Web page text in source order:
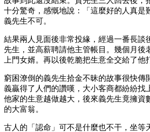
十分驚奇，感慨地說：「這麼好的人真是
義先生不可。
結果兩人見面後非常投緣，經過一番長談
先生，並高薪聘請他主管帳目。幾個月後
上門女婿。再以後乾脆把生意全交給了他
窮困潦倒的義先生拾金不昧的故事很快傳
義贏得了人們的讚嘆，大小客商都紛紛找
他家的生意越做越大，後來義先生竟擁資
的大富翁。
古人的「認命」可不是什麼也不干，坐等